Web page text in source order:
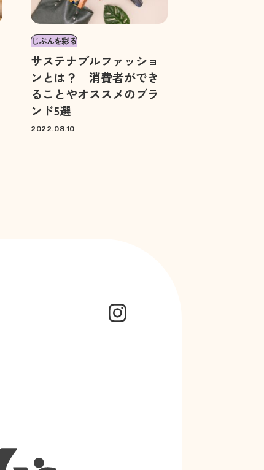
じぶんを彩る
サステナブルファッショ
ンとは？ 消費者ができ
ることやオススメのブラ
ンド5選
2022.08.10